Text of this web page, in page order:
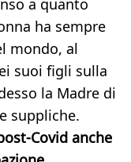
a quanto
ha sempre
mondo, al
suoi figli sulla
la Madre di
suppliche.
Covid anche